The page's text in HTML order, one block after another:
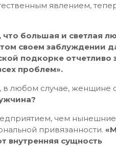
явлением,
большая и светлая
своем заблуждении
подкорке отчетливо
проблем».
в любом случае, женщине
чем
привязанности.
внутренняя сущность